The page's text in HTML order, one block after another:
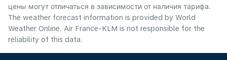
цены могут отличаться в зависимости от наличия тарифа.
The weather forecast information is provided by World
Weather Online. Air France-KLM is not responsible for the
reliability of this data.